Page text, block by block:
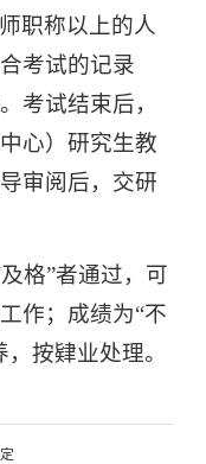
职称以上的人
考试的记录
考试结束后，
心）研究生教
审阅后，交研
格”者通过，可
作；成绩为“不
按肄业处理。